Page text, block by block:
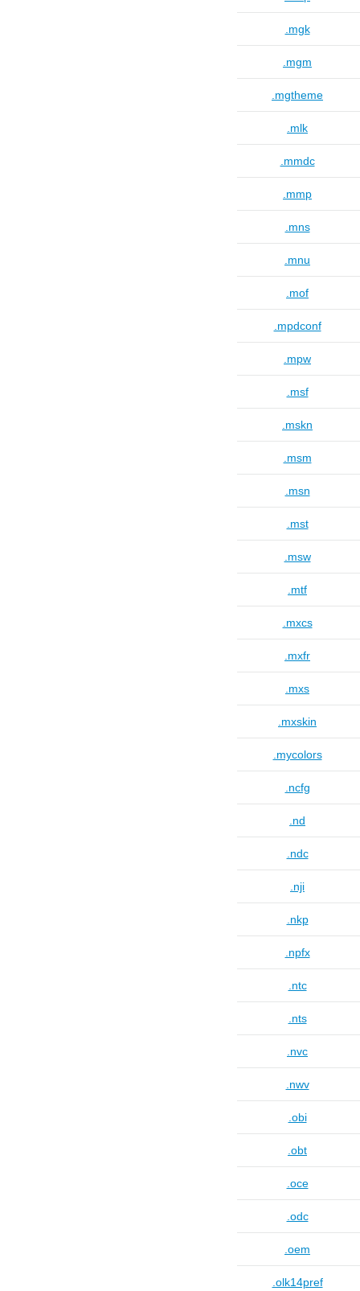
.mgk
.mgm
.mgtheme
.mlk
.mmdc
.mmp
.mns
.mnu
.mof
.mpdconf
.mpw
.msf
.mskn
.msm
.msn
.mst
.msw
.mtf
.mxcs
.mxfr
.mxs
.mxskin
.mycolors
.ncfg
.nd
.ndc
.nji
.nkp
.npfx
.ntc
.nts
.nvc
.nwv
.obi
.obt
.oce
.odc
.oem
.olk14pref